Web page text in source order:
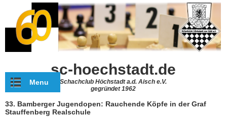
Direkt zum Inhalt
sc-hoechstadt.de
Schachclub Höchstadt a.d. Aisch e.V.
gegründet 1962
Menu
33. Bamberger Jugendopen: Rauchende Köpfe in der Graf
Stauffenberg Realschule